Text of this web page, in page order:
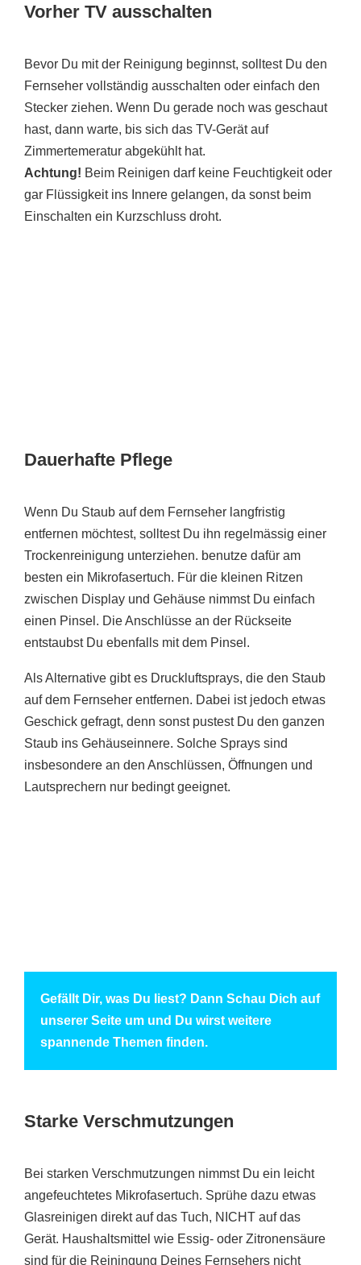
Vorher TV ausschalten
Bevor Du mit der Reinigung beginnst, solltest Du den
Fernseher vollständig ausschalten oder einfach den
Stecker ziehen. Wenn Du gerade noch was geschaut
hast, dann warte, bis sich das TV-Gerät auf
Zimmertemeratur abgekühlt hat.
Achtung! Beim Reinigen darf keine Feuchtigkeit oder
gar Flüssigkeit ins Innere gelangen, da sonst beim
Einschalten ein Kurzschluss droht.
Dauerhafte Pflege
Wenn Du Staub auf dem Fernseher langfristig
entfernen möchtest, solltest Du ihn regelmässig einer
Trockenreinigung unterziehen. benutze dafür am
besten ein Mikrofasertuch. Für die kleinen Ritzen
zwischen Display und Gehäuse nimmst Du einfach
einen Pinsel. Die Anschlüsse an der Rückseite
entstaubst Du ebenfalls mit dem Pinsel.
Als Alternative gibt es Druckluftsprays, die den Staub
auf dem Fernseher entfernen. Dabei ist jedoch etwas
Geschick gefragt, denn sonst pustest Du den ganzen
Staub ins Gehäuseinnere. Solche Sprays sind
insbesondere an den Anschlüssen, Öffnungen und
Lautsprechern nur bedingt geeignet.
Gefällt Dir, was Du liest? Dann Schau Dich auf
unserer Seite um und Du wirst weitere
spannende Themen finden.
Starke Verschmutzungen
Bei starken Verschmutzungen nimmst Du ein leicht
angefeuchtetes Mikrofasertuch. Sprühe dazu etwas
Glasreinigen direkt auf das Tuch, NICHT auf das
Gerät. Haushaltsmittel wie Essig- oder Zitronensäure
sind für die Reiningung Deines Fernsehers nicht